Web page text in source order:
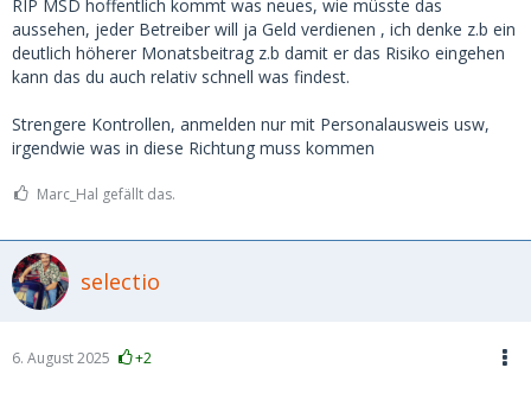
RIP MSD hoffentlich kommt was neues, wie müsste das
aussehen, jeder Betreiber will ja Geld verdienen , ich denke z.b ein
deutlich höherer Monatsbeitrag z.b damit er das Risiko eingehen
kann das du auch relativ schnell was findest.
Strengere Kontrollen, anmelden nur mit Personalausweis usw,
irgendwie was in diese Richtung muss kommen
Marc_Hal gefällt das.
selectio
6. August 2025 +2